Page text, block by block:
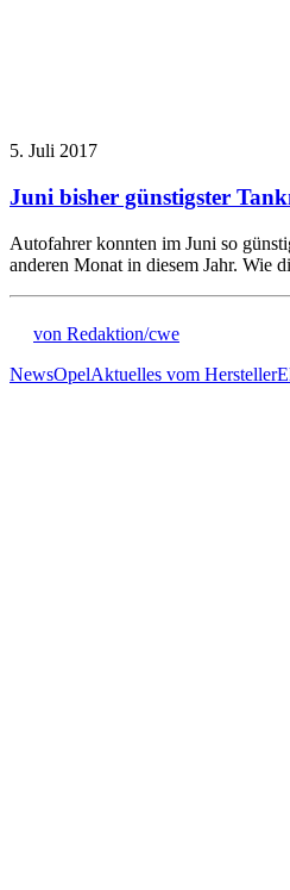
5. Juli 2017
Juni bisher günstigster
Autofahrer konnten im Juni so
anderen Monat in diesem Jahr. Wie
von Redaktion/cwe
NewsOpelAktuelles vom Hersteller